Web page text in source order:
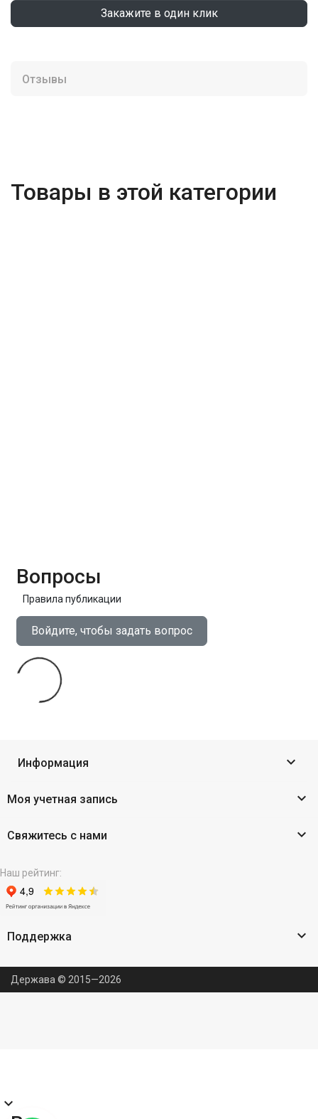
Закажите в один клик
Отзывы
Товары в этой категории
Вопросы
Правила публикации
Войдите, чтобы задать вопрос
Информация 
Моя учетная запись 
Свяжитесь с нами 
Наш рейтинг:
Поддержка 
Держава © 2015—2026
expand_more